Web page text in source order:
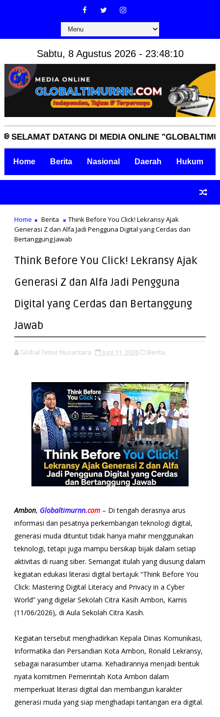
Sabtu, 8 Agustus 2026 - 23:48:10
DATANG DI MEDIA ONLINE
Home Berita Nasional Daerah Hukum
Home Berita
Think Before You Click! Lekransy Ajak
Generasi Z dan Alfa Jadi Pengguna Digital yang Cerdas dan
Bertanggung Jawab
Think Before You Click! Lekransy Ajak
Generasi Z dan Alfa Jadi Pengguna
Digital yang Cerdas dan Bertanggung
Jawab
Global Timur Nusantara Juni 11, 2026 Berita,
Ambon, Globaltimurnn.com– Di tengah derasnya arus
informasi dan pesatnya perkembangan teknologi digital,
generasi muda dituntut tidak hanya mahir menggunakan
teknologi, tetapi juga mampu bersikap bijak dalam setiap
aktivitas di ruang siber. Semangat itulah yang diusung dalam
kegiatan edukasi literasi digital bertajuk “Think Before You
Click: Mastering Digital Literacy and Privacy in a Cyber
World” yang digelar Sekolah Citra Kasih Ambon, Kamis
(11/06/2026), di Aula Sekolah Citra Kasih.
Kegiatan tersebut menghadirkan Kepala Dinas Komunikasi,
Informatika dan Persandian Kota Ambon, Ronald Lekransy,
sebagai narasumber utama. Kehadirannya menjadi bentuk
nyata komitmen Pemerintah Kota Ambon dalam
memperkuat literasi digital dan membangun karakter
generasi muda yang siap menghadapi tantangan era digital.